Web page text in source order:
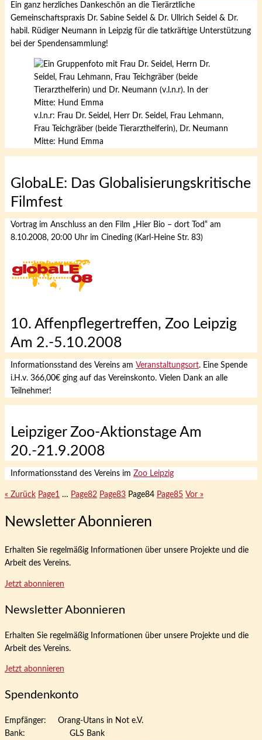
Ein ganz herzliches Dankeschön an die Tierärztliche
Gemeinschaftspraxis Dr. Sabine Seidel & Dr. Ullrich Seidel & Dr.
habil. Rüdiger Neumann in Leipzig für die tatkräftige Unterstützung
bei der Spendensammlung!
v.l.n.r: Frau Dr. Seidel, Herr Dr. Seidel, Frau Lehmann,
Frau Teichgräber (beide Tierarzthelferin), Dr. Neumann
Mitte: Hund Emma
GlobaLE: Das Globalisierungskritische
Filmfest
Vortrag im Anschluss an den Film „Hier Bio – dort Tod“ am
8.10.2008, 20:00 Uhr im Cineding (Karl-Heine Str. 83)
10. Affenpflegertreffen, Zoo Leipzig
Am 2.-5.10.2008
Informationsstand des Vereins am Veranstaltungsort. Eine Spende
i.H.v. 366,00€ ging auf das Vereinskonto. Vielen Dank an alle
Teilnehmer!
Leipziger Zoo-Aktionstage Am
20.-21.9.2008
Informationsstand des Vereins im Zoo Leipzig
« Zurück Page1 … Page82 Page83 Page84 Page85 Vor »
Newsletter Abonnieren
Erhalten Sie regelmäßig Informationen über unsere Projekte und die
Arbeit des Vereins.
Jetzt abonnieren
Newsletter Abonnieren
Erhalten Sie regelmäßig Informationen über unsere Projekte und die
Arbeit des Vereins.
Jetzt abonnieren
Spendenkonto
Empfänger: Orang-Utans in Not e.V.
Bank: GLS Bank